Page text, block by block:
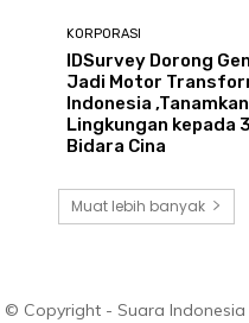
KORPORASI
IDSurvey Dorong
Jadi Motor
Indonesia
Lingkungan kepada
Bidara Cina
Muat lebih banyak
© Copyright - Suara Indonesia